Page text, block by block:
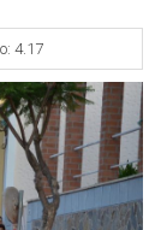
4.17